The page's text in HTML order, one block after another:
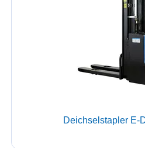
Deichselstapler E-